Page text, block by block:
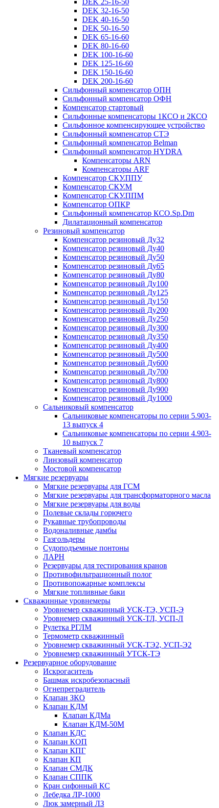
DEK 25-16-50
DEK 32-16-50
DEK 40-16-50
DEK 50-16-50
DEK 65-16-60
DEK 80-16-60
DEK 100-16-60
DEK 125-16-60
DEK 150-16-60
DEK 200-16-60
Сильфонный компенсатор ОПН
Сильфонный компенсатор ОФН
Компенсатор стартовый
Сильфонные компенсаторы 1КСО и 2КСО
Сильфонное компенсирующее устройство
Сильфонный компенсатор СТЭ
Сильфонный компенсатор Belman
Сильфонный компенсатор HYDRA
Компенсаторы ARN
Компенсаторы ARF
Компенсатор СКУ.ППУ
Компенсатор СКУ.М
Компенсатор СКУ.ППМ
Компенсатор ОПКР
Сильфонный компенсатор КСО.Sp.Dm
Дилатационный компенсатор
Резиновый компенсатор
Компенсатор резиновый Ду32
Компенсатор резиновый Ду40
Компенсатор резиновый Ду50
Компенсатор резиновый Ду65
Компенсатор резиновый Ду80
Компенсатор резиновый Ду100
Компенсатор резиновый Ду125
Компенсатор резиновый Ду150
Компенсатор резиновый Ду200
Компенсатор резиновый Ду250
Компенсатор резиновый Ду300
Компенсатор резиновый Ду350
Компенсатор резиновый Ду400
Компенсатор резиновый Ду500
Компенсатор резиновый Ду600
Компенсатор резиновый Ду700
Компенсатор резиновый Ду800
Компенсатор резиновый Ду900
Компенсатор резиновый Ду1000
Сальниковый компенсатор
Сальниковые компенсаторы по серии 5.903-
13 выпуск 4
Сальниковые компенсаторы по серии 4.903-
10 выпуск 7
Тканевый компенсатор
Линзовый компенсатор
Мостовой компенсатор
Мягкие резервуары
Мягкие резервуары для ГСМ
Мягкие резервуары для трансформаторного масла
Мягкие резервуары для воды
Полевые склады горючего
Рукавные трубопроводы
Водоналивные дамбы
Газгольдеры
Судоподъемные понтоны
ЛАРН
Резервуары для тестирования кранов
Противофильтрационный полог
Противопожарные комплексы
Мягкие топливные баки
Скважинные уровнемеры
Уровнемер скважинный УСК-ТЭ, УСП-Э
Уровнемер скважинный УСК-ТЛ, УСП-Л
Рулетка РГЛМ
Термометр скважинный
Уровнемер скважинный УСК-ТЭ2, УСП-Э2
Уровнемер скважинный УТСК-ТЭ
Резервуарное оборудование
Искрогаситель
Башмак искробезопасный
Огнепреградитель
Клапан ЗКО
Клапан КДМ
Клапан КДМа
Клапан КДМ-50М
Клапан КДС
Клапан КОП
Клапан КПГ
Клапан КП
Клапан СМДК
Клапан СППК
Кран сифонный КС
Лебедка ЛР-1000
Люк замерный ЛЗ